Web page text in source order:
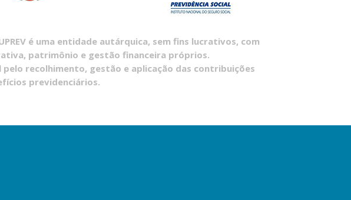
é uma entidade autárquica, sem fins lucrativos, com
patrimônio e gestão financeira próprios.
recolhimento, gestão e aplicação das contribuições
previdenciários.